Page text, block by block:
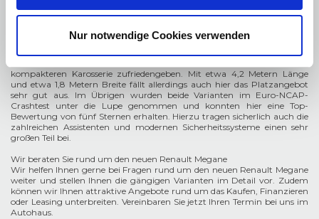
Nur notwendige Cookies verwenden
Der Renault Megane kann auch für Familien ausreichend Platz zur
Verfügung stellen. Dies gilt vor allem für die klassische Ausführung, die
immerhin knapp 4,4 Meter lang und über 1,8 Meter breit ist.
kompakteren Karosserie zufriedengeben. Mit etwa 4,2 Metern Länge
und etwa 1,8 Metern Breite fällt allerdings auch hier das Platzangebot
sehr gut aus. Im Übrigen wurden beide Varianten im Euro-NCAP-
Crashtest unter die Lupe genommen und konnten hier eine Top-
Bewertung von fünf Sternen erhalten. Hierzu tragen sicherlich auch die
zahlreichen Assistenten und modernen Sicherheitssysteme einen sehr
großen Teil bei.
Wir beraten Sie rund um den neuen Renault Megane
Wir helfen Ihnen gerne bei Fragen rund um den neuen Renault Megane
weiter und stellen Ihnen die gängigen Varianten im Detail vor. Zudem
können wir Ihnen attraktive Angebote rund um das Kaufen, Finanzieren
oder Leasing unterbreiten. Vereinbaren Sie jetzt Ihren Termin bei uns im
Autohaus.